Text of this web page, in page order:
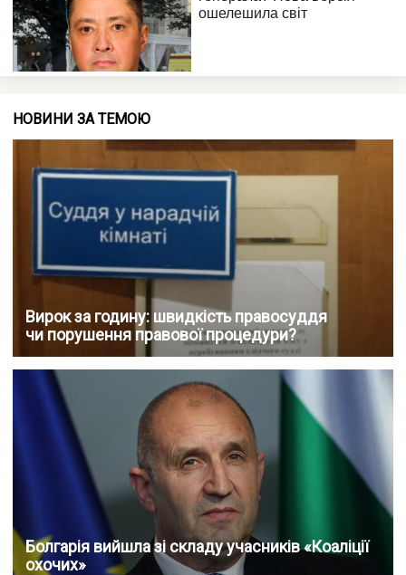
НОВИНИ ЗА ТЕМОЮ
Вирок за годину: швидкість правосуддя
чи порушення правової процедури?
Болгарія вийшла зі складу учасників «Коаліції
охочих»